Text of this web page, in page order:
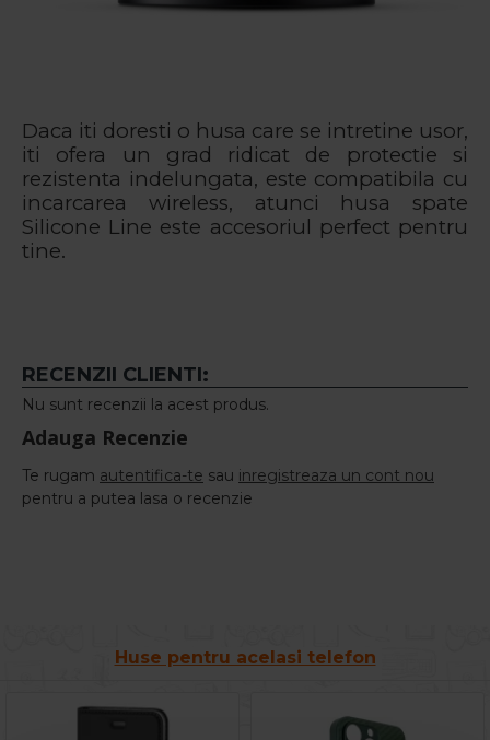
Daca iti doresti o husa care se intretine usor,
iti ofera un grad ridicat de protectie si
rezistenta indelungata, este compatibila cu
incarcarea wireless, atunci husa spate
Silicone Line este accesoriul perfect pentru
tine.
RECENZII CLIENTI:
Nu sunt recenzii la acest produs.
Adauga Recenzie
Te rugam autentifica-te sau inregistreaza un cont nou
pentru a putea lasa o recenzie
Huse pentru acelasi telefon